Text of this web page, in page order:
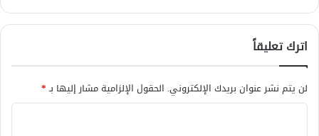
اترك تعليقاً
لن يتم نشر عنوان بريدك الإلكتروني. الحقول الإلزامية مشار إليها بـ*